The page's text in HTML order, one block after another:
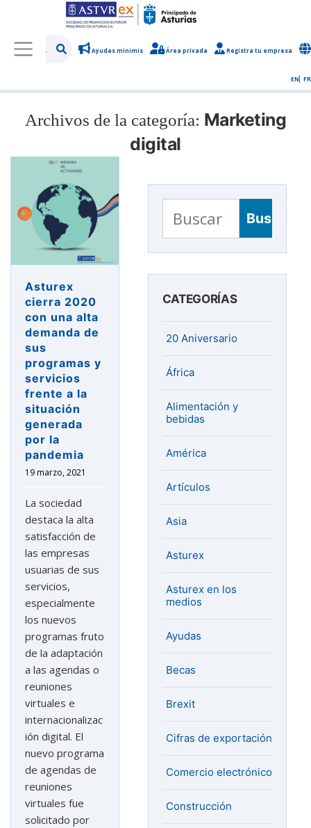
Ayudas minimis Área privada Registra tu empresa
EN FR
Archivos de la categoría: Marketing
digital
Asturex
cierra 2020
con una alta
demanda de
sus
programas y
servicios
frente a la
situación
generada
por la
pandemia
19 marzo, 2021
La sociedad
destaca la alta
satisfacción de
las empresas
usuarias de sus
servicios,
especialmente
los nuevos
programas fruto
de la adaptación
a las agendas o
reuniones
virtuales e
internacionalizac
ión digital. El
nuevo programa
de agendas de
reuniones
virtuales fue
solicitado por
Buscar:
CATEGORÍAS
20 Aniversario
África
Alimentación y
bebidas
América
Artículos
Asia
Asturex
Asturex en los
medios
Ayudas
Becas
Brexit
Cifras de exportación
Comercio electrónico
Construcción